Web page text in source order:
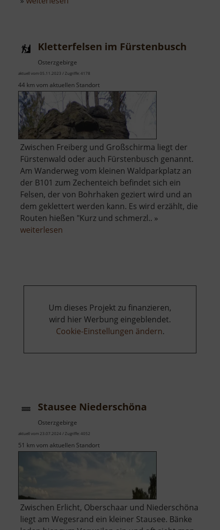
und
Berbersdorf
Kletterfelsen im Fürstenbusch
Osterzgebirge
aktuell vom 05.11.2023 / Zugriffe: 4178
44 km vom aktuellen Standort
Zwischen Freiberg und Großschirma liegt der
Fürstenwald oder auch Fürstenbusch genannt.
Am Wanderweg vom kleinen Waldparkplatz an
der B101 zum Zechenteich befindet sich ein
Felsen, der von Bohrhaken geziert wird und an
dem geklettert werden kann. Es wird erzählt, die
Routen hießen "Kurz und schmerzl.. »
weiterlesen
Um dieses Projekt zu finanzieren,
wird hier Werbung eingeblendet.
Cookie-Einstellungen ändern.
Stausee Niederschöna
Osterzgebirge
aktuell vom 23.07.2024 / Zugriffe: 4052
51 km vom aktuellen Standort
Zwischen Erlicht, Oberschaar und Niederschöna
liegt am Wegesrand ein kleiner Stausee. Bänke